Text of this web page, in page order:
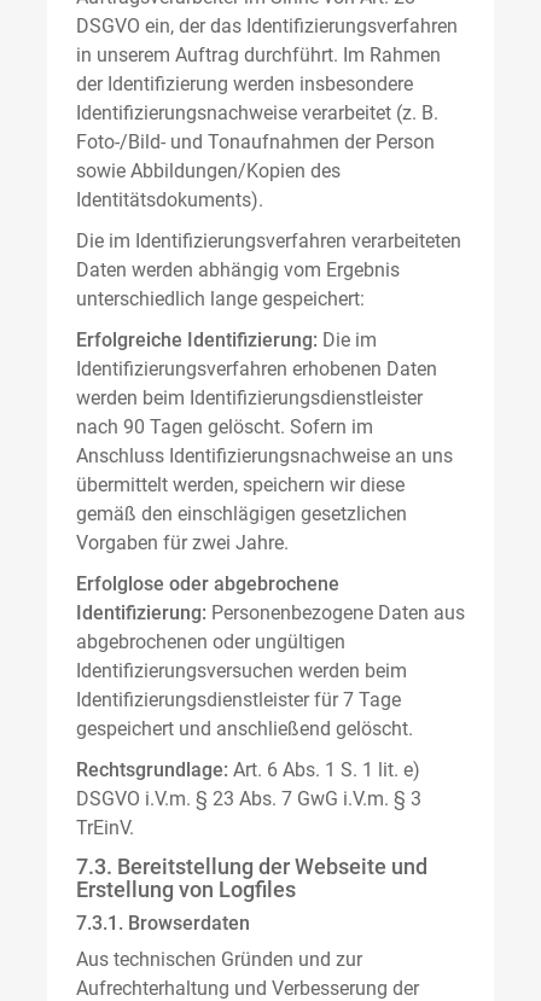
DSGVO ein, der das Identifizierungsverfahren
in unserem Auftrag durchführt. Im Rahmen
der Identifizierung werden insbesondere
Identifizierungsnachweise verarbeitet (z. B.
Foto-/Bild- und Tonaufnahmen der Person
sowie Abbildungen/Kopien des
Identitätsdokuments).
Die im Identifizierungsverfahren verarbeiteten
Daten werden abhängig vom Ergebnis
unterschiedlich lange gespeichert:
Erfolgreiche Identifizierung: Die im
Identifizierungsverfahren erhobenen Daten
werden beim Identifizierungsdienstleister
nach 90 Tagen gelöscht. Sofern im
Anschluss Identifizierungsnachweise an uns
übermittelt werden, speichern wir diese
gemäß den einschlägigen gesetzlichen
Vorgaben für zwei Jahre.
Erfolglose oder abgebrochene
Identifizierung: Personenbezogene Daten aus
abgebrochenen oder ungültigen
Identifizierungsversuchen werden beim
Identifizierungsdienstleister für 7 Tage
gespeichert und anschließend gelöscht.
Rechtsgrundlage: Art. 6 Abs. 1 S. 1 lit. e)
DSGVO i.V.m. § 23 Abs. 7 GwG i.V.m. § 3
TrEinV.
7.3. Bereitstellung der Webseite und
Erstellung von Logfiles
7.3.1. Browserdaten
Aus technischen Gründen und zur
Aufrechterhaltung und Verbesserung der